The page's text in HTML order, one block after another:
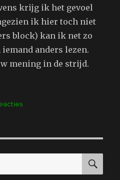
krijg ik het gevoel
ik hier toch niet
block) kan ik net zo
iemand anders lezen.
mening in de strijd.
op